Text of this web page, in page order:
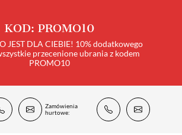
KOD: PROMO10
JEST DLA CIEBIE! 10% dodatkowego
przecenione ubrania z kodem
PROMO10
Zamówienia
hurtowe: